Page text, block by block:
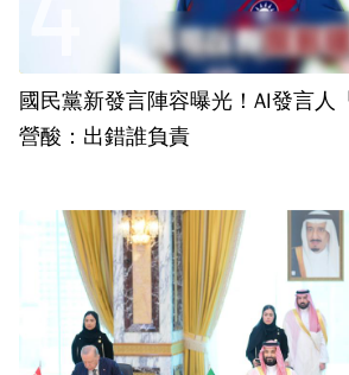
國民黨新發言陣容曝光！AI發言人
營酸：出錯誰負責